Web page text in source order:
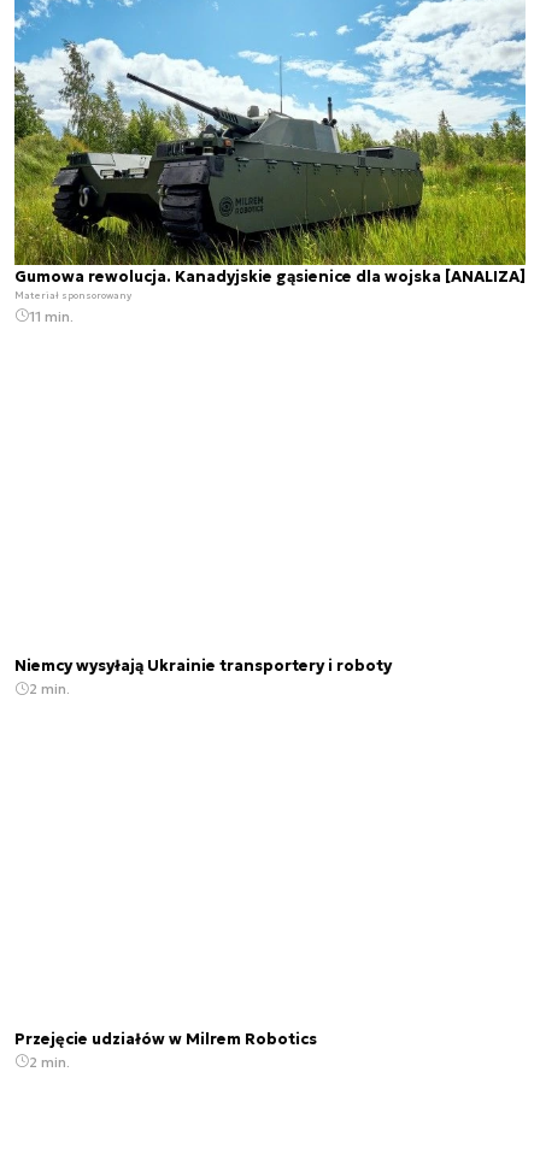
Gumowa rewolucja. Kanadyjskie gąsienice dla wojska [ANALIZA]
Materiał sponsorowany
11 min.
Niemcy wysyłają Ukrainie transportery i roboty
2 min.
Przejęcie udziałów w Milrem Robotics
2 min.